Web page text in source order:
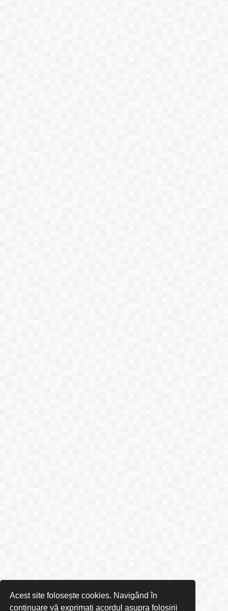
Acest site folosește cookies. Navigând în
continuare vă exprimați acordul asupra folosirii